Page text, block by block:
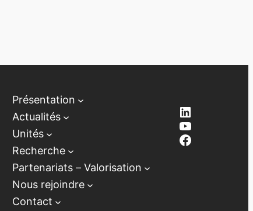
Présentation
Actualités
Unités
Recherche
Partenariats – Valorisation
Nous rejoindre
Contact
LinkedIn
YouTube
Facebook